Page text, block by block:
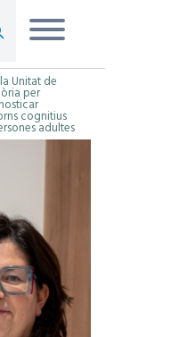
Unitat de
per
cognitius
adultes